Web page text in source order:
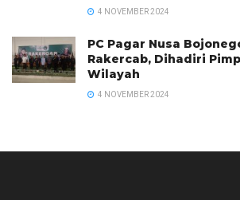
4 NOVEMBER 2024
PC Pagar Nusa
Rakercab, Dihadiri
Wilayah
4 NOVEMBER 2024